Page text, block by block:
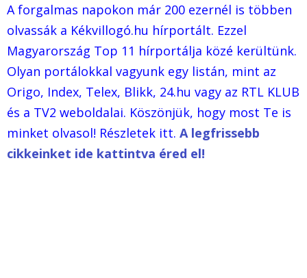
A forgalmas napokon már 200 ezernél is többen
olvassák a Kékvillogó.hu hírportált. Ezzel
Magyarország Top 11 hírportálja közé kerültünk.
Olyan portálokkal vagyunk egy listán, mint az
Origo, Index, Telex, Blikk, 24.hu vagy az RTL KLUB
és a TV2 weboldalai. Köszönjük, hogy most Te is
minket olvasol! Részletek itt. A legfrissebb
cikkeinket ide kattintva éred el!